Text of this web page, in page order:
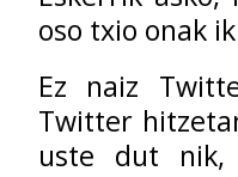
oso txio onak
Ez naiz
Twitter
uste dut nik,